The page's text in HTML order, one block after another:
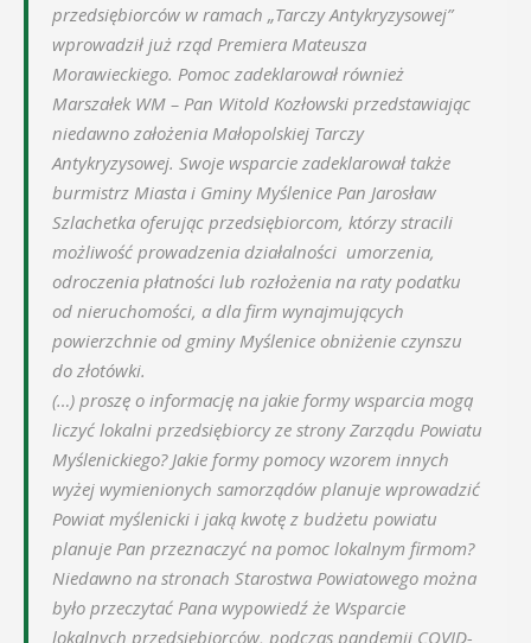
przedsiębiorców w ramach „Tarczy Antykryzysowej”
wprowadził już rząd Premiera Mateusza
Morawieckiego. Pomoc zadeklarował również
Marszałek WM – Pan Witold Kozłowski przedstawiając
niedawno założenia Małopolskiej Tarczy
Antykryzysowej. Swoje wsparcie zadeklarował także
burmistrz Miasta i Gminy Myślenice Pan Jarosław
Szlachetka oferując przedsiębiorcom, którzy stracili
możliwość prowadzenia działalności umorzenia,
odroczenia płatności lub rozłożenia na raty podatku
od nieruchomości, a dla firm wynajmujących
powierzchnie od gminy Myślenice obniżenie czynszu
do złotówki.
(…) proszę o informację na jakie formy wsparcia mogą
liczyć lokalni przedsiębiorcy ze strony Zarządu Powiatu
Myślenickiego? Jakie formy pomocy wzorem innych
wyżej wymienionych samorządów planuje wprowadzić
Powiat myślenicki i jaką kwotę z budżetu powiatu
planuje Pan przeznaczyć na pomoc lokalnym firmom?
Niedawno na stronach Starostwa Powiatowego można
było przeczytać Pana wypowiedź że Wsparcie
lokalnych przedsiębiorców, podczas pandemii COVID-